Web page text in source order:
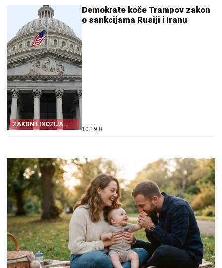
ZAKON LINDZIJA
GREJEMA
Demokrate koče Trampov zakon
o sankcijama Rusiji i Iranu
10:19 0